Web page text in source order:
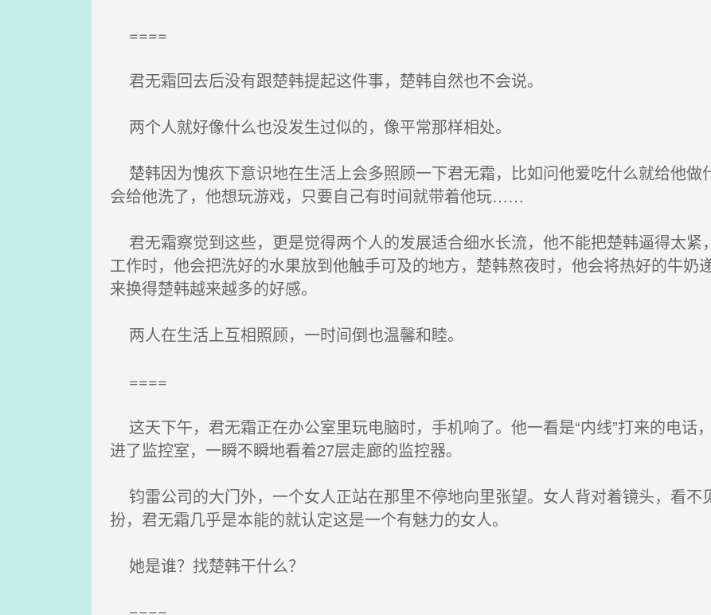
====
君无霜回去后没有跟楚韩提起这件事，楚韩自然也不会说。
两个人就好像什么也没发生过似的，像平常那样相处。
楚韩因为愧疚下意识地在生活上会多照顾一下君无霜，比如问他爱吃什么就给他做
会给他洗了，他想玩游戏，只要自己有时间就带着他玩……
君无霜察觉到这些，更是觉得两个人的发展适合细水长流，他不能把楚韩逼得太紧
工作时，他会把洗好的水果放到他触手可及的地方，楚韩熬夜时，他会将热好的牛
来换得楚韩越来越多的好感。
两人在生活上互相照顾，一时间倒也温馨和睦。
====
这天下午，君无霜正在办公室里玩电脑时，手机响了。他一看是“内线”打来的电话
进了监控室，一瞬不瞬地看着27层走廊的监控器。
钧雷公司的大门外，一个女人正站在那里不停地向里张望。女人背对着镜头，看不
扮，君无霜几乎是本能的就认定这是一个有魅力的女人。
她是谁？找楚韩干什么？